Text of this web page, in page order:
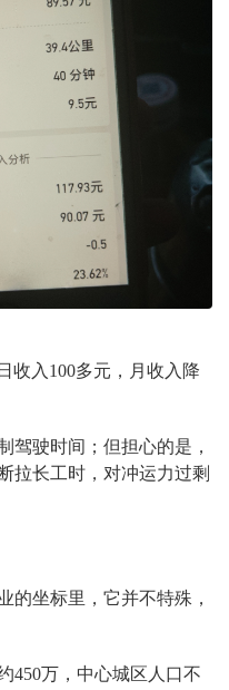
收入100多元，月收入降
驾驶时间；但担心的是，
拉长工时，对冲运力过剩
的坐标里，它并不特殊，
450万，中心城区人口不